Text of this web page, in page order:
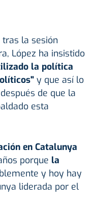
la sesión
López ha insistido
la política
y que así lo
de que la
esta
en Catalunya
porque la
y hoy hay
liderada por el